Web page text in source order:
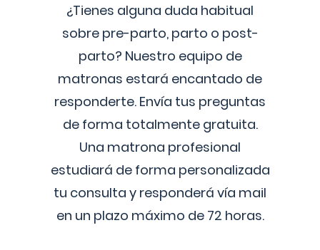
¿Tienes alguna duda habitual
sobre pre-parto, parto o post-
parto? Nuestro equipo de
matronas estará encantado de
responderte. Envía tus preguntas
de forma totalmente gratuita.
Una matrona profesional
estudiará de forma personalizada
tu consulta y responderá vía mail
en un plazo máximo de 72 horas.